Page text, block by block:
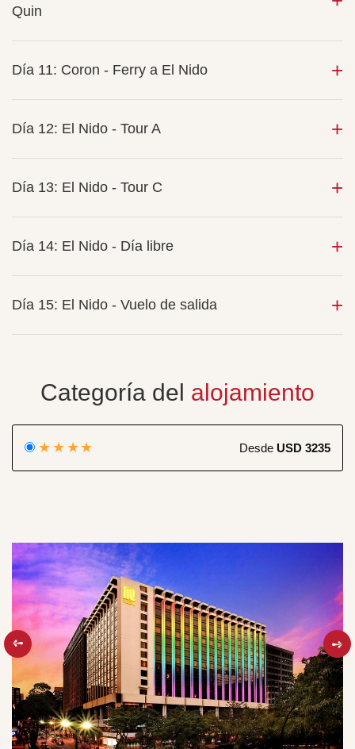
Quin
Día 11: Coron - Ferry a El Nido
Día 12: El Nido - Tour A
Día 13: El Nido - Tour C
Día 14: El Nido - Día libre
Día 15: El Nido - Vuelo de salida
Categoría del alojamiento
★★★★ Desde USD 3235